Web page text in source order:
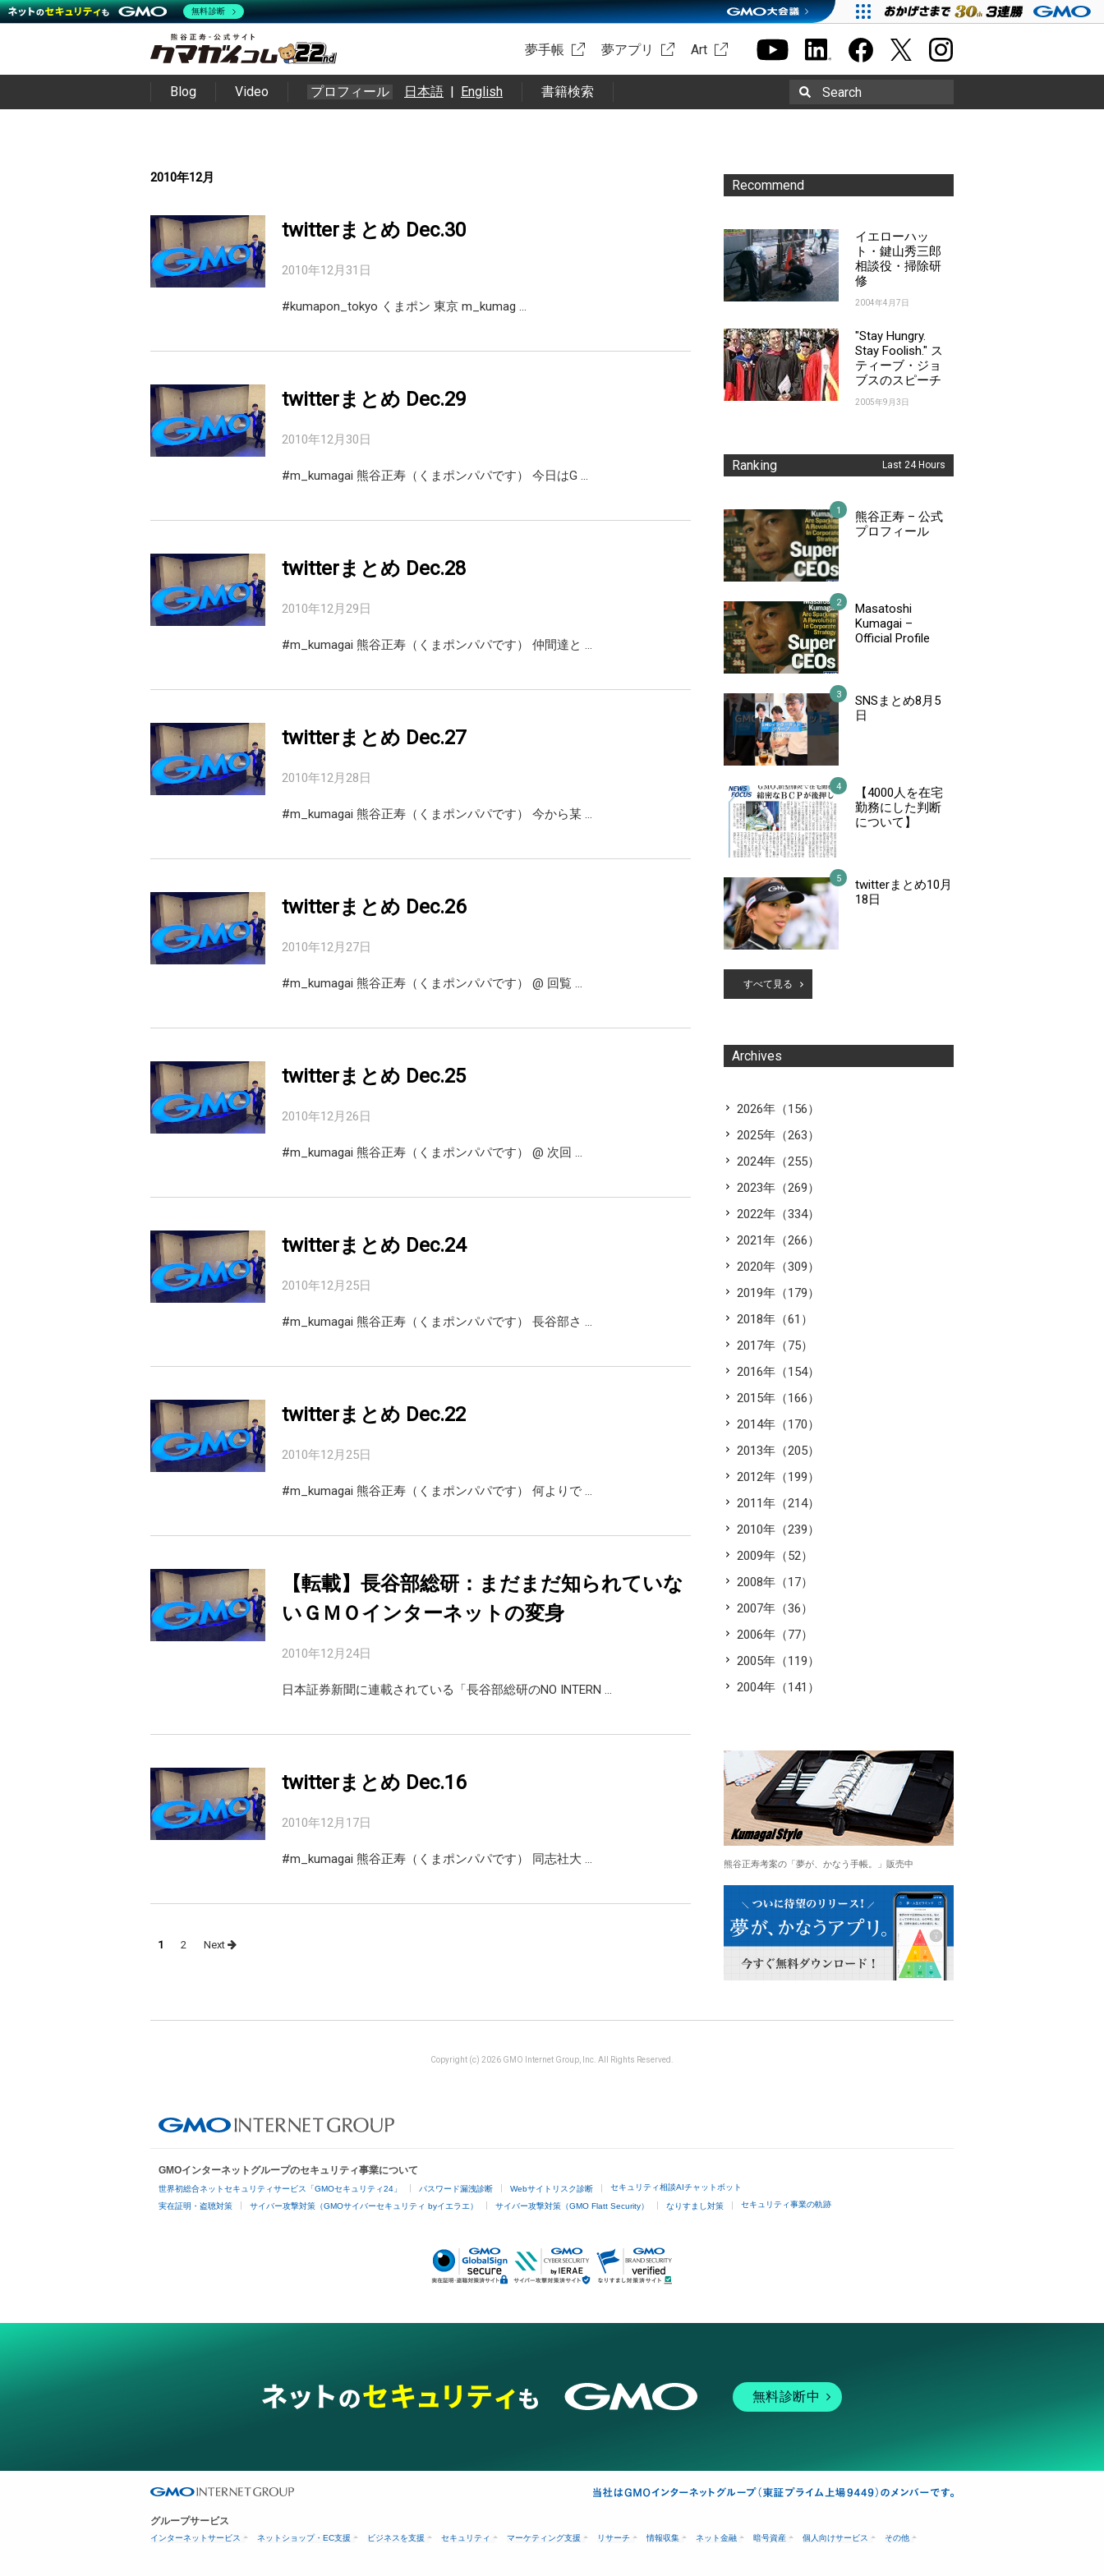
夢手帳 夢アプリ Art
Blog Video プロフィール 日本語 | English 書籍検索 Search
2010年12月
twitterまとめ Dec.30
2010年12月31日
#kumapon_tokyo くまポン 東京 m_kumag …
twitterまとめ Dec.29
2010年12月30日
#m_kumagai 熊谷正寿（くまポンパパです） 今日はG …
twitterまとめ Dec.28
2010年12月29日
#m_kumagai 熊谷正寿（くまポンパパです） 仲間達と …
twitterまとめ Dec.27
2010年12月28日
#m_kumagai 熊谷正寿（くまポンパパです） 今から某 …
twitterまとめ Dec.26
2010年12月27日
#m_kumagai 熊谷正寿（くまポンパパです） @ 回覧 …
twitterまとめ Dec.25
2010年12月26日
#m_kumagai 熊谷正寿（くまポンパパです） @ 次回 …
twitterまとめ Dec.24
2010年12月25日
#m_kumagai 熊谷正寿（くまポンパパです） 長谷部さ …
twitterまとめ Dec.22
2010年12月25日
#m_kumagai 熊谷正寿（くまポンパパです） 何よりで …
【転載】長谷部総研：まだまだ知られていな
いＧＭＯインターネットの変身
2010年12月24日
日本証券新聞に連載されている「長谷部総研のNO INTERN …
twitterまとめ Dec.16
2010年12月17日
#m_kumagai 熊谷正寿（くまポンパパです） 同志社大 …
Posts
1 2 Next
Recommend
イエローハッ
ト・鍵山秀三郎
相談役・掃除研
修
2004年4月7日
"Stay Hungry.
Stay Foolish." ス
ティーブ・ジョ
ブスのスピーチ
2005年9月3日
Ranking Last 24 Hours
熊谷正寿 – 公式
プロフィール
Masatoshi
Kumagai –
Official Profile
SNSまとめ8月5
日
【4000人を在宅
勤務にした判断
について】
twitterまとめ10月
18日
すべて見る
Archives
2026年（156）
2025年（263）
2024年（255）
2023年（269）
2022年（334）
2021年（266）
2020年（309）
2019年（179）
2018年（61）
2017年（75）
2016年（154）
2015年（166）
2014年（170）
2013年（205）
2012年（199）
2011年（214）
2010年（239）
2009年（52）
2008年（17）
2007年（36）
2006年（77）
2005年（119）
2004年（141）
熊谷正寿考案の「夢が、かなう手帳。」販売中
Copyright (c) 2026 GMO Internet Group, Inc. All Rights Reserved.
GMOインターネットグループのセキュリティ事業について
世界初総合ネットセキュリティサービス「GMOセキュリティ24」 パスワード漏洩診断 Webサイトリスク診断 セキュリティ相談AIチャットボット
実在証明・盗聴対策 サイバー攻撃対策（GMOサイバーセキュリティ byイエラエ） サイバー攻撃対策（GMO Flatt Security） なりすまし対策 セキュリティ事業の軌跡
無料診断中
グループサービス
インターネットサービス ネットショップ・EC支援 ビジネスを支援 セキュリティ マーケティング支援 リサーチ 情報収集 ネット金融 暗号資産 個人向けサービス その他
無料診断